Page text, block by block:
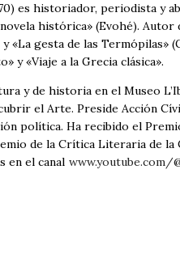
es historiador, periodista y
histórica» (Evohé). Autor
y «La gesta de las
y «Viaje a la Grecia clásica».
y de historia en el Museo
el Arte. Preside Acción
política. Ha recibido el
de la Crítica Literaria de la
en el canal www.youtube.com/